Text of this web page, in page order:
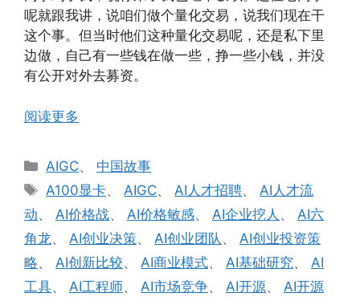
呢就跟我讲，说咱们做个量化交易，说我们现在干
这个事。但当时他们这种量化交易呢，还是私下里
边做，自己有一些钱在做一些，挣一些小钱，并没
有公开对外去募资。
阅读更多
分
类
AIGC、 中国故事
标
签
A100显卡、 AIGC、 AI人才招聘、 AI人才流
动、 AI价格战、 AI价格敏感、 AI企业挖人 、 AI六
角龙、 AI创业决策、 AI创业团队 、 AI创业投资策
略、 AI创新比较、 AI商业模式、 AI基础研究、 AI
工具、 AI工程师、 AI市场竞争、 AI开源、 AI开源